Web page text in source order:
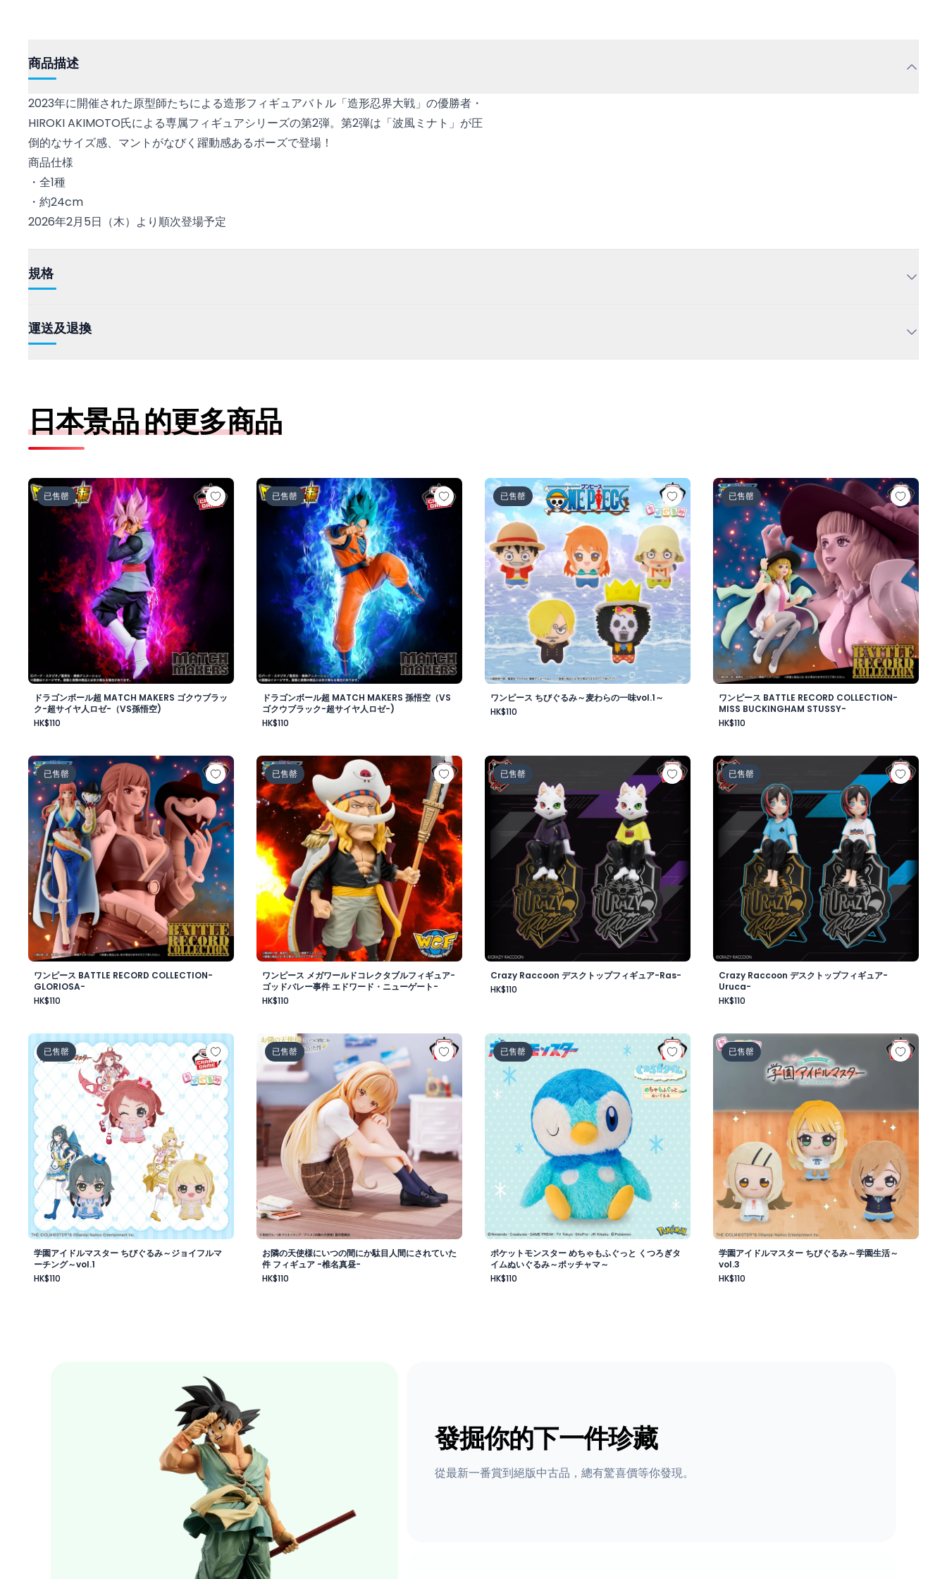
商品描述
2023年に開催された原型師たちによる造形フィギュアバトル「造形忍界大戦」の優勝者・
HIROKI AKIMOTO氏による専属フィギュアシリーズの第2弾。第2弾は「波風ミナト」が圧
倒的なサイズ感、マントがなびく躍動感あるポーズで登場！
商品仕様
・全1種
・約24cm
2026年2月5日（木）より順次登場予定
規格
運送及退換
日本景品 的更多商品
ドラゴンボール超 MATCH MAKERS ゴクウブラック-超サイヤ人ロゼ-（VS孫悟空)
已售罄
ドラゴンボール超 MATCH MAKERS ゴクウブラッ
ク-超サイヤ人ロゼ-（VS孫悟空)
HK$110
ドラゴンボール超 MATCH MAKERS 孫悟空（VSゴクウブラック-超サイヤ人ロゼ-)
已售罄
ドラゴンボール超 MATCH MAKERS 孫悟空（VS
ゴクウブラック-超サイヤ人ロゼ-)
HK$110
ワンピース ちびぐるみ～麦わらの一味vol.1～
已售罄
ワンピース ちびぐるみ～麦わらの一味vol.1～
HK$110
ワンピース BATTLE RECORD COLLECTION-
已售罄
ワンピース BATTLE RECORD COLLECTION-
MISS BUCKINGHAM STUSSY-
HK$110
ワンピース BATTLE RECORD COLLECTION-GLORIOSA-
已售罄
ワンピース BATTLE RECORD COLLECTION-
GLORIOSA-
HK$110
ワンピース メガワールドコレクタブルフィギュア-ゴッドバレー事件 エドワード・ニューゲート-
已售罄
ワンピース メガワールドコレクタブルフィギュア-
ゴッドバレー事件 エドワード・ニューゲート-
HK$110
Crazy Raccoon デスクトップフィギュア-Ras-
已售罄
Crazy Raccoon デスクトップフィギュア-Ras-
HK$110
Crazy Raccoon デスクトップフィギュア-
已售罄
Crazy Raccoon デスクトップフィギュア-
Uruca-
HK$110
学園アイドルマスター ちびぐるみ～ジョイフルマーチング～vol.1
已售罄
学園アイドルマスター ちびぐるみ～ジョイフルマ
ーチング～vol.1
HK$110
お隣の天使様にいつの間にか駄目人間にされていた件 フィギュア -椎名真昼-
已售罄
お隣の天使様にいつの間にか駄目人間にされていた
件 フィギュア -椎名真昼-
HK$110
ポケットモンスター めちゃもふぐっと くつろぎタイムぬいぐるみ～ポッチャマ～
已售罄
ポケットモンスター めちゃもふぐっと くつろぎタ
イムぬいぐるみ～ポッチャマ～
HK$110
学園アイドルマスター ちびぐるみ～学園生活
已售罄
学園アイドルマスター ちびぐるみ～学園生活～
vol.3
HK$110
發掘你的下一件珍藏
從最新一番賞到絕版中古品，總有驚喜價等你發現。